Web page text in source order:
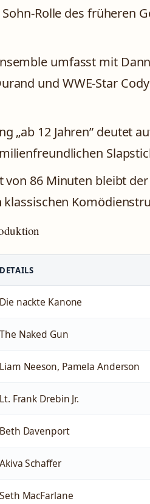
Sohn-Rolle des früheren
umfasst mit
und WWE-Star
„ab 12 Jahren” deutet
von 86 Minuten bleibt
DETAILS
Die nackte Kanone
The Naked Gun
Liam Neeson, Pamela Anderson
Lt. Frank Drebin Jr.
Beth Davenport
Akiva Schaffer
Seth MacFarlane